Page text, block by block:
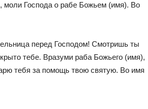
Господа о рабе Божьем (имя). Во
перед Господом! Смотришь ты
тебе. Вразуми раба Божьего (имя),
тебя за помощь твою святую. Во имя